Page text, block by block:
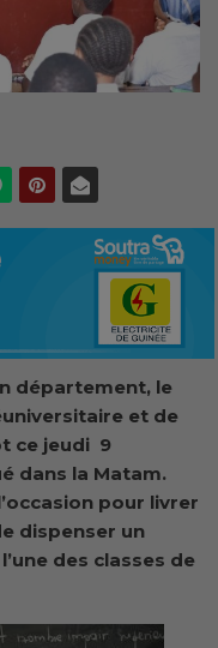
département, le
et de
ce jeudi 9
dans la Matam.
pour livrer
dispenser un
des classes de